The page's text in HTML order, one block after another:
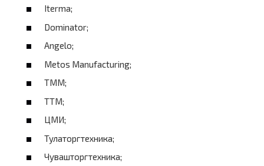
Iterma;
Dominator;
Angelo;
Metos Manufacturing;
TMM;
TTM;
ЦМИ;
Тулаторгтехника;
Чувашторгтехника;